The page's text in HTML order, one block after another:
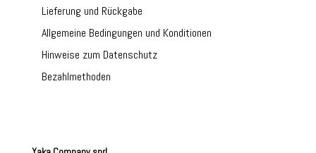
Lieferung und Rückgabe
Allgemeine Bedingungen und Konditionen
Hinweise zum Datenschutz
Bezahlmethoden